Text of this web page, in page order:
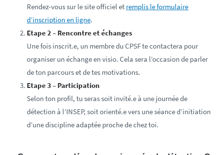
Rendez-vous sur le site officiel et remplis le formulaire
d’inscription en ligne.
Etape 2 – Rencontre et échanges
Une fois inscrit.e, un membre du CPSF te contactera pour
organiser un échange en visio. Cela sera l’occasion de parler
de ton parcours et de tes motivations.
Etape 3 – Participation
Selon ton profil, tu seras soit invité.e à une journée de
détection à l’INSEP, soit orienté.e vers une séance d’initiation
d’une discipline adaptée proche de chez toi.